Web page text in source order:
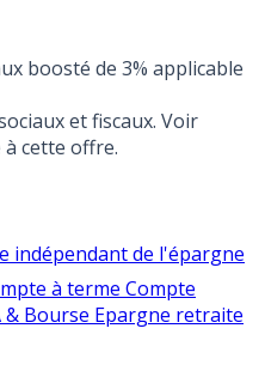
boosté de 3% applicable
et fiscaux. Voir
cette offre.
indépendant de l'épargne
à terme Compte
& Bourse Epargne retraite